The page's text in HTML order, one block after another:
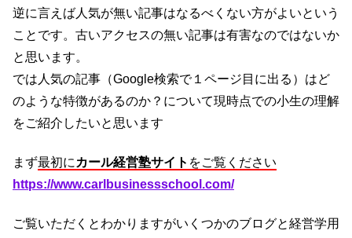
逆に言えば人気が無い記事はなるべくない方がよいという
ことです。古いアクセスの無い記事は有害なのではないか
と思います。
では人気の記事（Google検索で１ページ目に出る）はど
のような特徴があるのか？について現時点での小生の理解
をご紹介したいと思います
まず最初に カール経営塾サイト をご覧ください
https://www.carlbusinessschool.com/
ご覧いただくとわかりますがいくつかのブログと経営学用